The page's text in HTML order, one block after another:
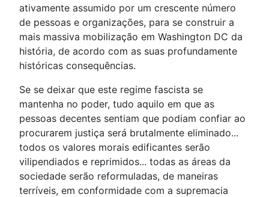
ativamente assumido por um crescente número
de pessoas e organizações, para se construir a
mais massiva mobilização em Washington DC da
história, de acordo com as suas profundamente
históricas consequências.
Se se deixar que este regime fascista se
mantenha no poder, tudo aquilo em que as
pessoas decentes sentiam que podiam confiar ao
procurarem justiça será brutalmente eliminado...
todos os valores morais edificantes serão
vilipendiados e reprimidos... todas as áreas da
sociedade serão reformuladas, de maneiras
terríveis, em conformidade com a supremacia